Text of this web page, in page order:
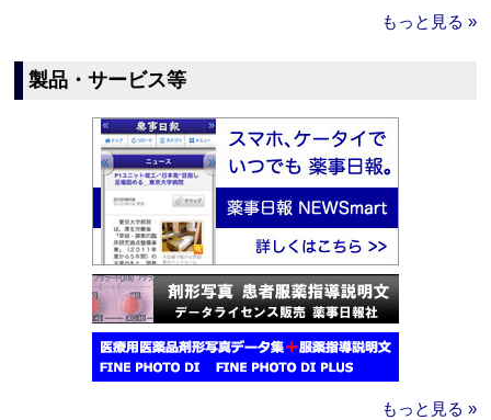
もっと見る »
製品・サービス等
もっと見る »